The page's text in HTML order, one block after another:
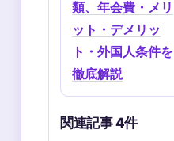
類、年会費・メリ
ット・デメリッ
ト・外国人条件を
徹底解説
関連記事 4件